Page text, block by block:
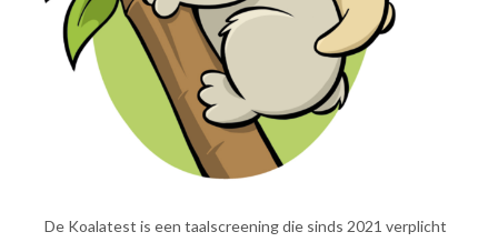
De Koalatest is een taalscreening die sinds 2021 verplicht